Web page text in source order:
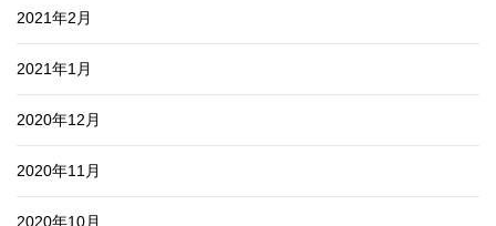
2021年2月
2021年1月
2020年12月
2020年11月
2020年10月